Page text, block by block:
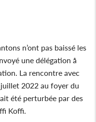
n’ont pas baissé les
une délégation å
La rencontre avec
2022 au foyer du
été perturbée par des
Koffi.